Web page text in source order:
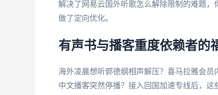
解决了网易云国外听歌怎么解除限制的难题，
做了定向优化。
有声书与播客重度依赖者的
海外凌晨想听郭德纲相声解压？喜马拉雅会
中文播客突然停播？接入回国加速专线后，